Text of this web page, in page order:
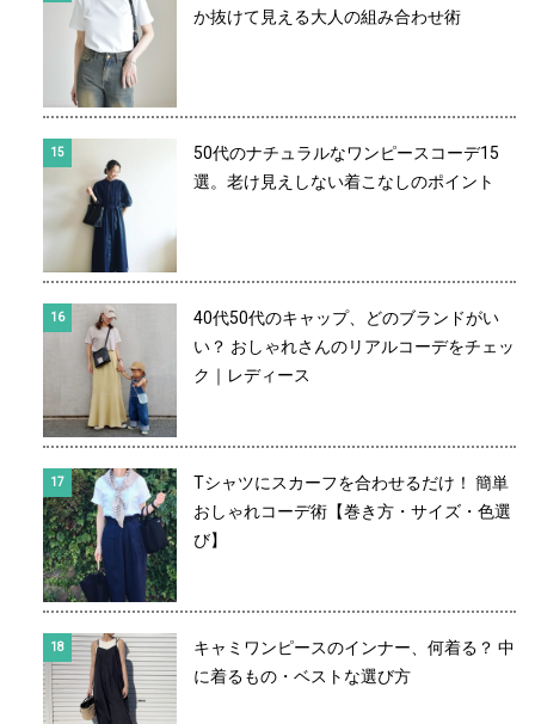
か抜けて見える大人の組み合わせ術
50代のナチュラルなワンピースコーデ15
選。老け見えしない着こなしのポイント
40代50代のキャップ、どのブランドがい
い？ おしゃれさんのリアルコーデをチェッ
ク｜レディース
Tシャツにスカーフを合わせるだけ！ 簡単
おしゃれコーデ術【巻き方・サイズ・色選
び】
キャミワンピースのインナー、何着る？ 中
に着るもの・ベストな選び方